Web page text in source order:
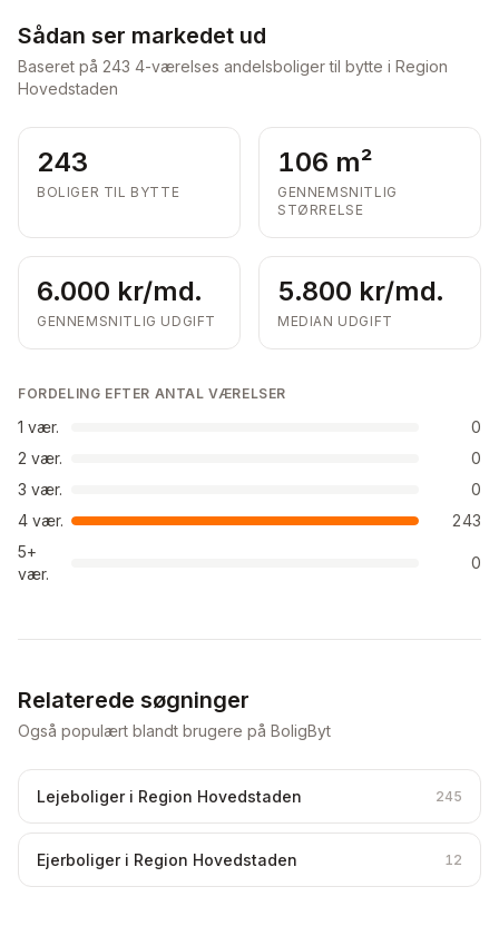
Sådan ser markedet ud
Baseret på 243 4-værelses andelsboliger til bytte i Region
Hovedstaden
243
BOLIGER TIL BYTTE
106 m²
GENNEMSNITLIG
STØRRELSE
6.000 kr/md.
GENNEMSNITLIG UDGIFT
5.800 kr/md.
MEDIAN UDGIFT
FORDELING EFTER ANTAL VÆRELSER
1 vær.
0
2 vær.
0
3 vær.
0
4 vær.
243
5+
vær.
0
Relaterede søgninger
Også populært blandt brugere på BoligByt
Lejeboliger i Region Hovedstaden 245
Ejerboliger i Region Hovedstaden 12